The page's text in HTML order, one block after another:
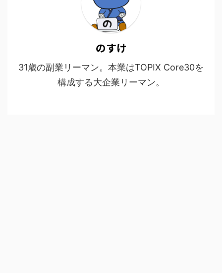
のすけ
31歳の副業リーマン。本業はTOPIX Core30を
構成する大企業リーマン。